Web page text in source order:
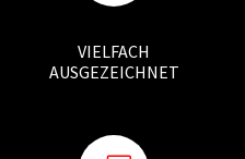
VIELFACH
AUSGEZEICHNET